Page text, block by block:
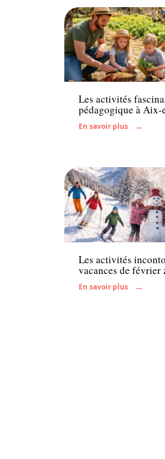
Enfant
Les activités
pédagogique à Aix-
En savoir plus
Famille
Les activités
vacances de février
En savoir plus